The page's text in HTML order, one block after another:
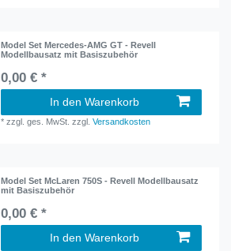
Model Set Mercedes-AMG GT - Revell
Modellbausatz mit Basiszubehör
0,00 € *
In den Warenkorb
*zzgl. ges. MwSt. zzgl.Versandkosten
Model Set McLaren 750S - Revell Modellbausatz
mit Basiszubehör
0,00 € *
In den Warenkorb